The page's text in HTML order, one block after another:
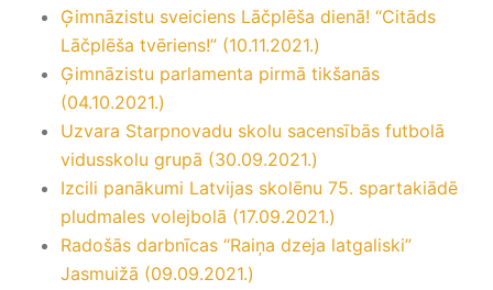
Ģimnāzistu sveiciens Lāčplēša dienā! “Citāds
Lāčplēša tvēriens!” (10.11.2021.)
Ģimnāzistu parlamenta pirmā tikšanās
(04.10.2021.)
Uzvara Starpnovadu skolu sacensībās futbolā
vidusskolu grupā (30.09.2021.)
Izcili panākumi Latvijas skolēnu 75. spartakiādē
pludmales volejbolā (17.09.2021.)
Radošās darbnīcas “Raiņa dzeja latgaliski”
Jasmuižā (09.09.2021.)